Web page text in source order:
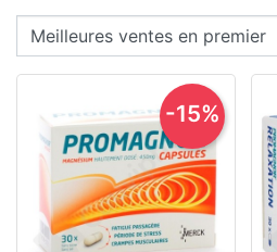
-15%